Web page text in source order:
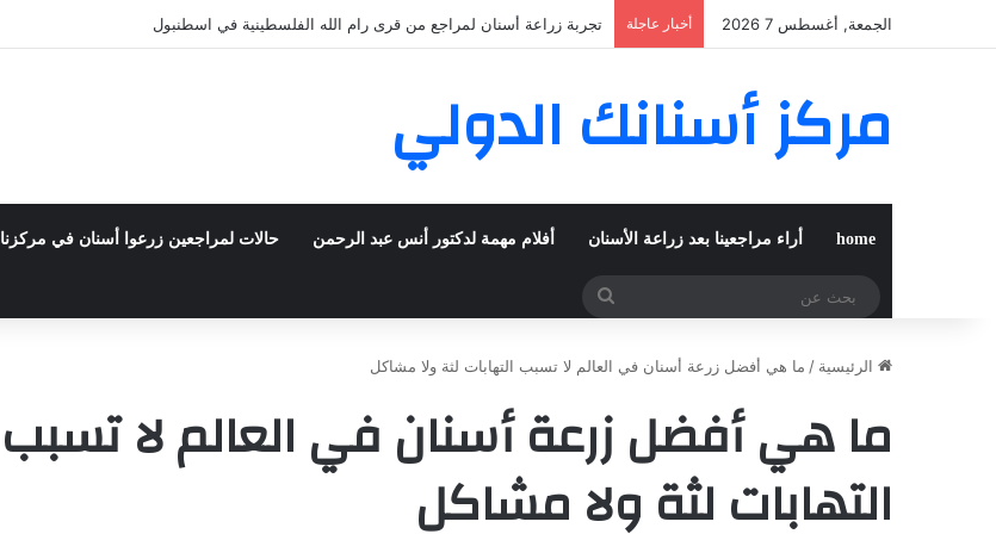
الجمعة, أغسطس 7 2026 أخبار عاجلة تجربة زراعة أسنان لمراجع من قرى رام الله الفلسطينية في اسطنبول
مركز أسنانك الدولي
home أراء مراجعينا بعد زراعة الأسنان أفلام مهمة لدكتور أنس عبد الرحمن حالات لمراجعين زرعوا أسنان في مركزنا
بحث
الرئيسية / ما هي أفضل زرعة أسنان في العالم لا تسبب التهابات لثة ولا مشاكل
ما هي أفضل زرعة أسنان في العالم لا تسبب
التهابات لثة ولا مشاكل